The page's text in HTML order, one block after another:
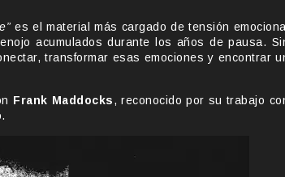
es el material más cargado de tensión emocional
acumulados durante los años de pausa.
transformar esas emociones y encontrar
Frank Maddocks, reconocido por su trabajo